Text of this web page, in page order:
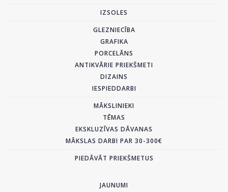
IZSOLES
GLEZNIECĪBA
GRAFIKA
PORCELĀNS
ANTIKVĀRIE PRIEKŠMETI
DIZAINS
IESPIEDDARBI
MĀKSLINIEKI
TĒMAS
EKSKLUZĪVAS DĀVANAS
MĀKSLAS DARBI PAR 30-300€
PIEDĀVĀT PRIEKŠMETUS
JAUNUMI